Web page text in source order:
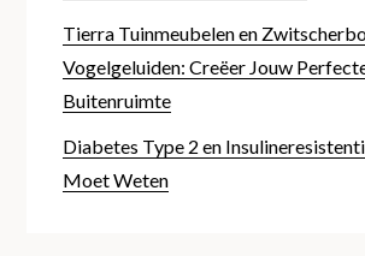
Tierra Tuinmeubelen en
Vogelgeluiden: Creëer Jouw
Buitenruimte
Diabetes Type 2 en
Moet Weten